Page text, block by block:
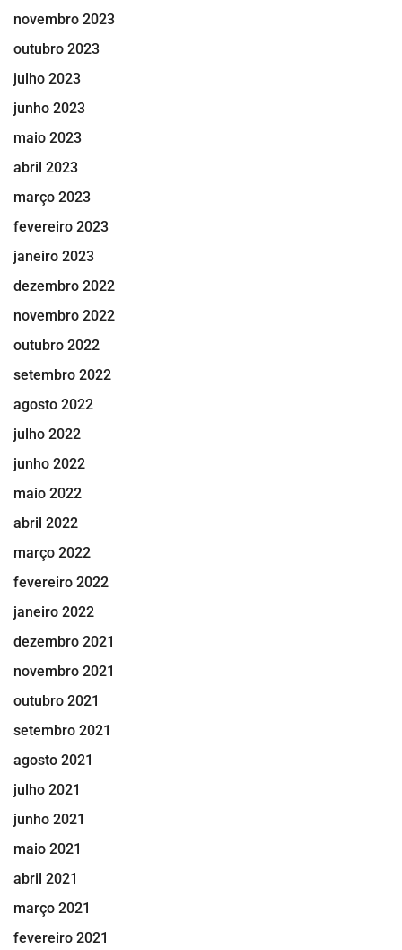
novembro 2023
outubro 2023
julho 2023
junho 2023
maio 2023
abril 2023
março 2023
fevereiro 2023
janeiro 2023
dezembro 2022
novembro 2022
outubro 2022
setembro 2022
agosto 2022
julho 2022
junho 2022
maio 2022
abril 2022
março 2022
fevereiro 2022
janeiro 2022
dezembro 2021
novembro 2021
outubro 2021
setembro 2021
agosto 2021
julho 2021
junho 2021
maio 2021
abril 2021
março 2021
fevereiro 2021